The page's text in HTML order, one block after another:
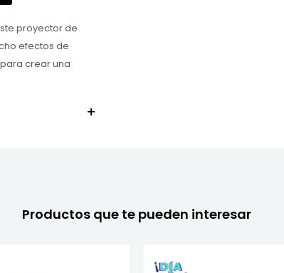
proyector de
efectos de
crear una
Productos que te pueden interesar